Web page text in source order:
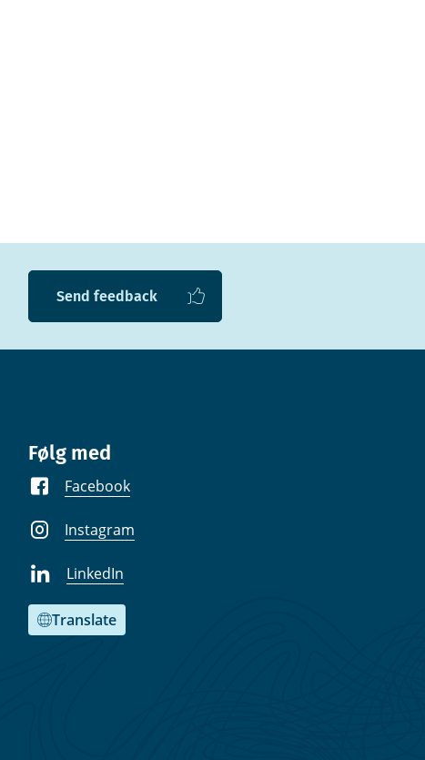
Send feedback
Følg med
Facebook
Instagram
LinkedIn
Translate